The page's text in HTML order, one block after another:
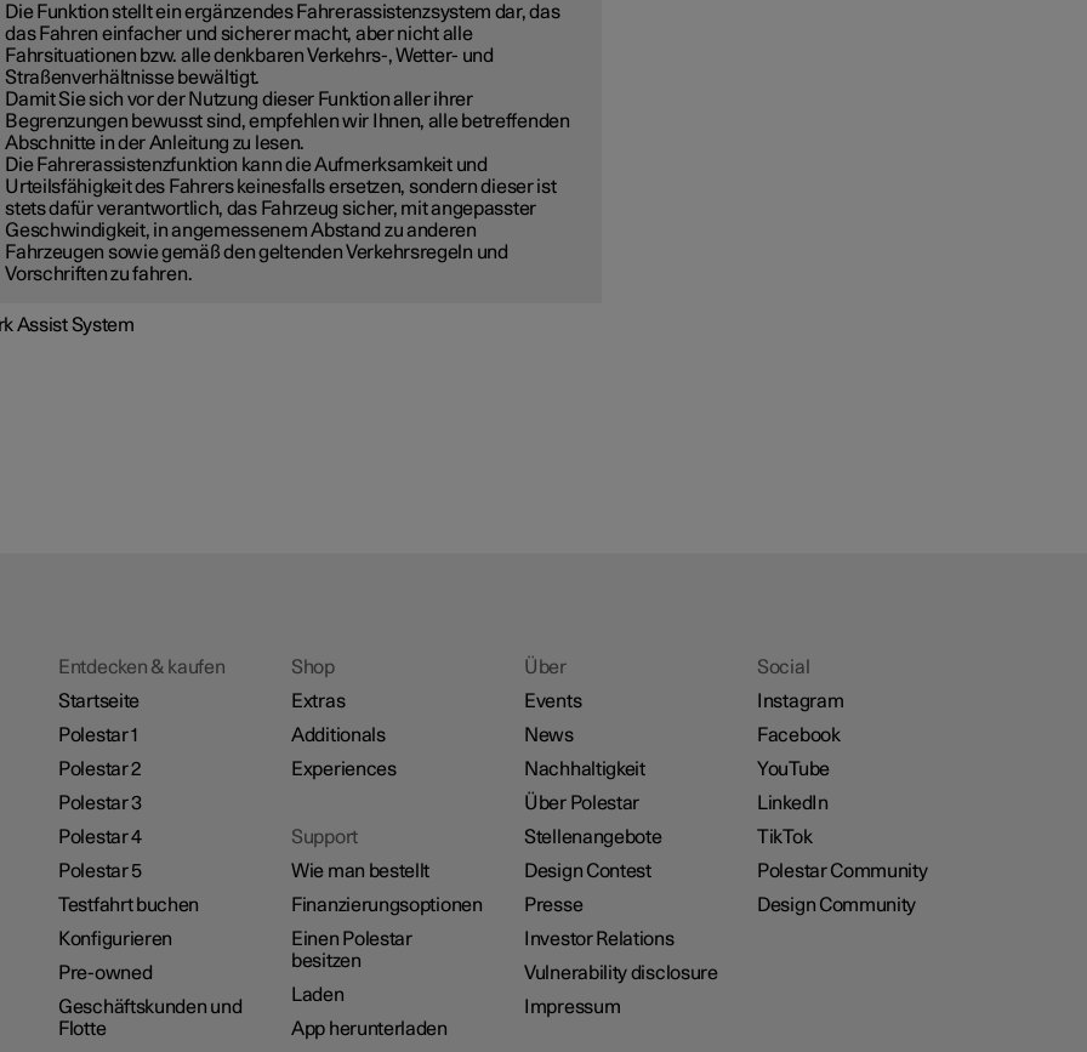
Die Funktion stellt ein ergänzendes Fahrerassistenzsystem dar, das
das Fahren einfacher und sicherer macht, aber nicht alle
Fahrsituationen bzw. alle denkbaren Verkehrs-, Wetter- und
Straßenverhältnisse bewältigt.
Damit Sie sich vor der Nutzung dieser Funktion aller ihrer
Begrenzungen bewusst sind, empfehlen wir Ihnen, alle betreffenden
Abschnitte in der Anleitung zu lesen.
Die Fahrerassistenzfunktion kann die Aufmerksamkeit und
Urteilsfähigkeit des Fahrers keinesfalls ersetzen, sondern dieser ist
stets dafür verantwortlich, das Fahrzeug sicher, mit angepasster
Geschwindigkeit, in angemessenem Abstand zu anderen
Fahrzeugen sowie gemäß den geltenden Verkehrsregeln und
Vorschriften zu fahren.
Assist System
Entdecken & kaufen
Startseite
Polestar 1
Polestar 2
Polestar 3
Polestar 4
Polestar 5
Testfahrt buchen
Konfigurieren
Pre-owned
Geschäftskunden und
Flotte
Shop
Extras
Additionals
Experiences
Support
Wie man bestellt
Finanzierungsoptionen
Einen Polestar
besitzen
Laden
App herunterladen
Über
Events
News
Nachhaltigkeit
Über Polestar
Stellenangebote
Design Contest
Presse
Investor Relations
Vulnerability disclosure
Impressum
Social
Instagram
Facebook
YouTube
LinkedIn
TikTok
Polestar Community
Design Community